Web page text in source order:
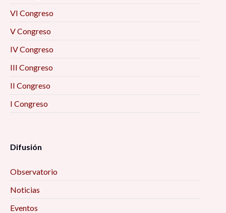
VI Congreso
V Congreso
IV Congreso
III Congreso
II Congreso
I Congreso
Difusión
Observatorio
Noticias
Eventos